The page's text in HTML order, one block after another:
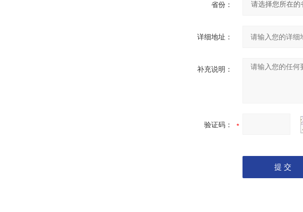
省份：
详细地址：
补充说明：
验证码：